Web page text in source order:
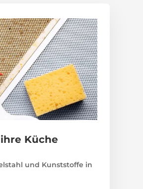
Küche
und Kunststoffe in